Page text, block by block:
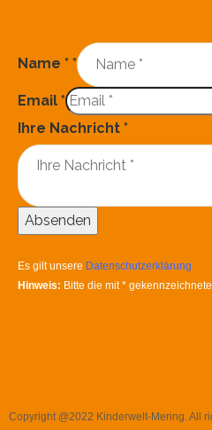
Name * *
Email *
Ihre Nachricht *
Absenden
Es gilt unsere Datenschutzerklärung
Hinweis: Bitte die mit*
Copyright @2022 Kinderwelt-Mering. All